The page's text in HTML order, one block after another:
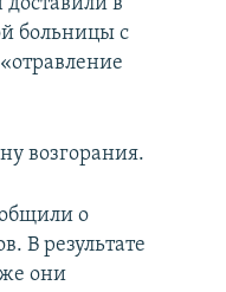
в
больницы с
возгорания.
о
В результате
они